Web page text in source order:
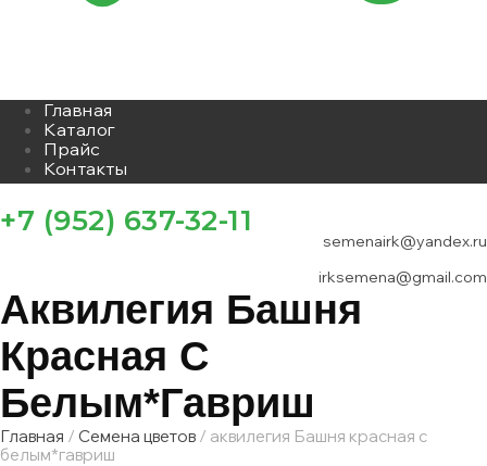
Главная
Каталог
Прайс
Контакты
+7 (952) 637-32-11
semenairk@yandex.ru
irksemena@gmail.com
Аквилегия Башня
Красная С
Белым*гавриш
Главная / Семена цветов / аквилегия Башня красная с
белым*гавриш